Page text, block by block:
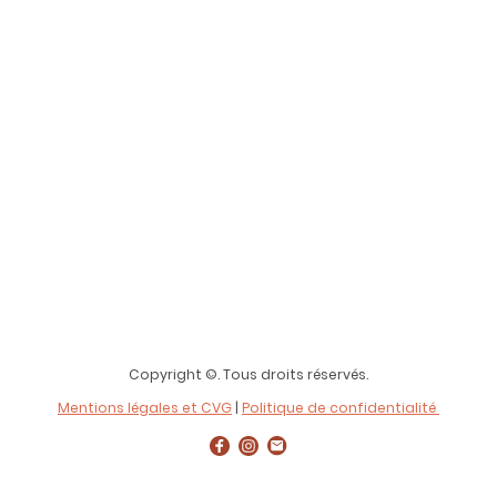
Copyright ©. Tous droits réservés.
Mentions légales et CVG | Politique de confidentialité